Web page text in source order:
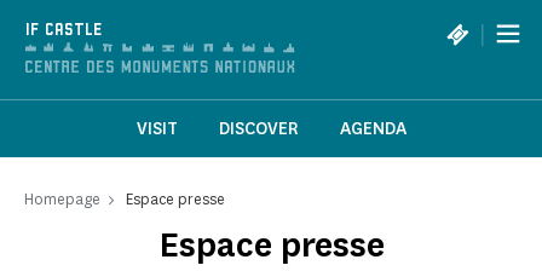
IF CASTLE |
VISIT DISCOVER AGENDA
Homepage Espace presse
Espace presse